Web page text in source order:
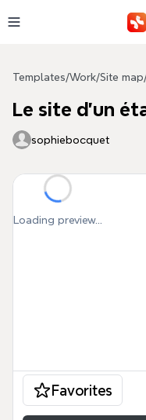
Templates/Work/Site map
Le site d'un
sophiebocquet
Loading preview...
Favorites